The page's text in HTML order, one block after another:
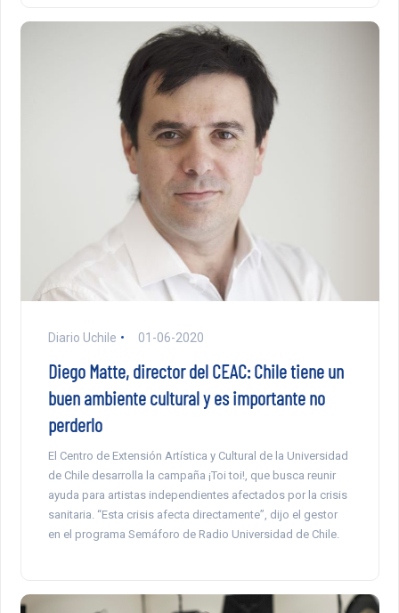
Diario Uchile 01-06-2020
Diego Matte, director del CEAC: Chile tiene un
buen ambiente cultural y es importante no
perderlo
El Centro de Extensión Artística y Cultural de la Universidad
de Chile desarrolla la campaña ¡Toi toi!, que busca reunir
ayuda para artistas independientes afectados por la crisis
sanitaria. “Esta crisis afecta directamente”, dijo el gestor
en el programa Semáforo de Radio Universidad de Chile.